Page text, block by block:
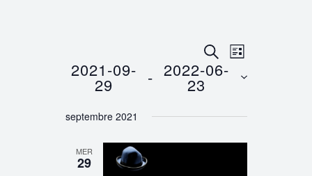
Recherche
et
navigation
de
RECHERCHE
Navigation
de
LISTE
2021-09-
29 - 2022-06-
23
une
septembre 2021
MER
29